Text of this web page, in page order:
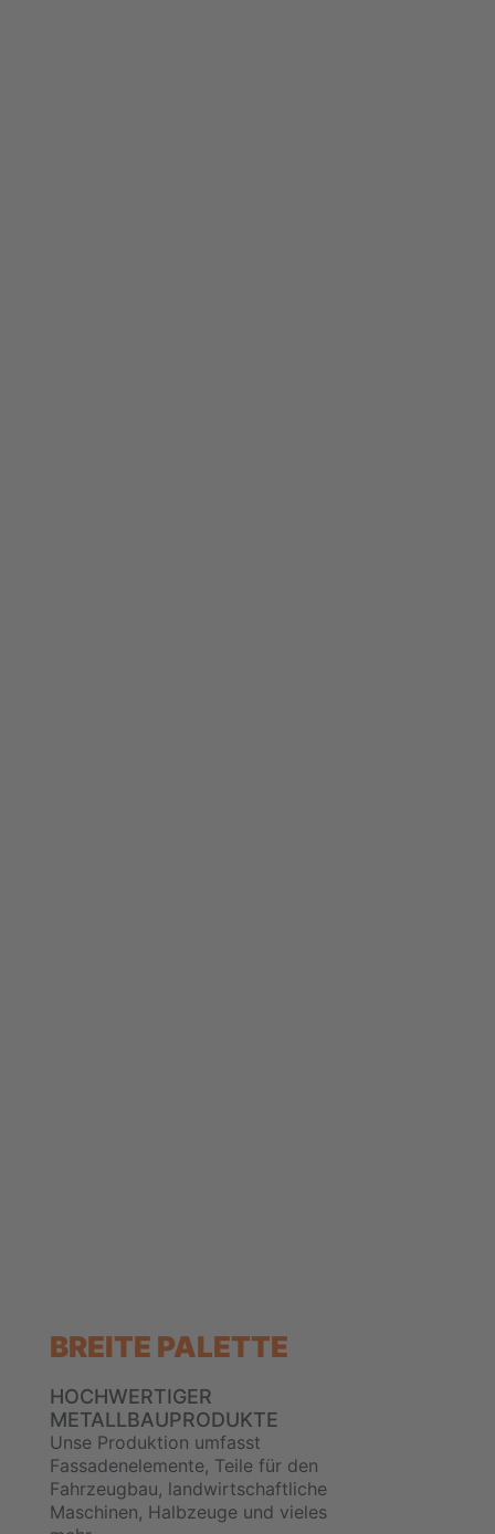
BREITE PALETTE
HOCHWERTIGER
METALLBAUPRODUKTE
Unse Produktion umfasst
Fassadenelemente, Teile für den
Fahrzeugbau, landwirtschaftliche
Maschinen, Halbzeuge und vieles